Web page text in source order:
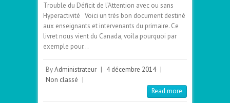
Trouble du Déficit de l’Attention avec ou sans
Hyperactivité Voici un très bon document destiné
aux enseignants et intervenants du primaire. Ce
livret nous vient du Canada, voila pourquoi par
exemple pour…
ByAdministrateur | 4 décembre 2014 |
Non classé |
Read more